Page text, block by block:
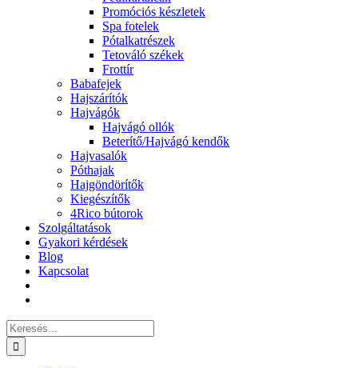
Promóciós készletek
Spa fotelek
Pótalkatrészek
Tetováló székek
Frottír
Babafejek
Hajszárítók
Hajvágók
Hajvágó ollók
Beterítő/Hajvágó kendők
Hajvasalók
Póthajak
Hajgöndörítők
Kiegészítők
4Rico bútorok
Szolgáltatások
Gyakori kérdések
Blog
Kapcsolat
Keresés...